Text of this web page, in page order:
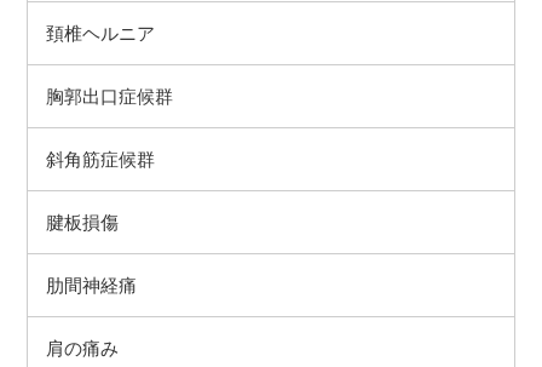
頚椎ヘルニア
胸郭出口症候群
斜角筋症候群
腱板損傷
肋間神経痛
肩の痛み